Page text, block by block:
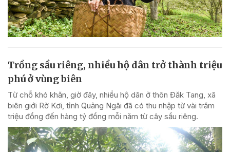
Trồng sầu riêng, nhiều hộ dân trở thành triệu
phú ở vùng biên
Từ chỗ khó khăn, giờ đây, nhiều hộ dân ở thôn Đăk Tang, xã
biên giới Rờ Kơi, tỉnh Quảng Ngãi đã có thu nhập từ vài trăm
triệu đồng đến hàng tỷ đồng mỗi năm từ cây sầu riêng.